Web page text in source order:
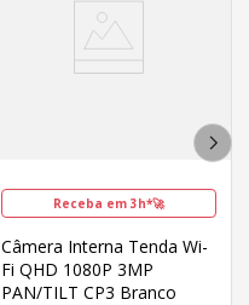
Receba em 3h*🚀
Câmera Interna Tenda Wi-
Fi QHD 1080P 3MP
PAN/TILT CP3 Branco